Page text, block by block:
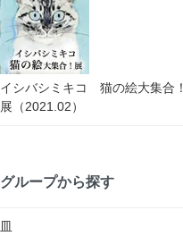
イシバシミキコ 猫の絵大集合！
展（2021.02）
グループから探す
皿